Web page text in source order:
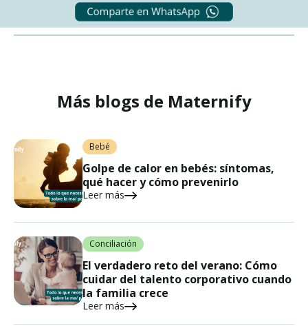
Más blogs de Maternify
Bebé
Golpe de calor en bebés: síntomas,
qué hacer y cómo prevenirlo
Leer más
Conciliación
El verdadero reto del verano: Cómo
cuidar del talento corporativo cuando
la familia crece
Leer más